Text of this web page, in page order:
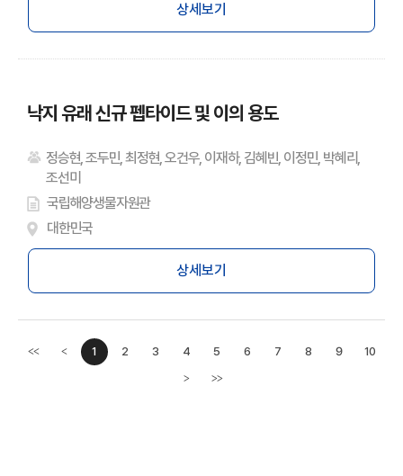
상세보기
낙지 유래 신규 펩타이드 및 이의 용도
정승현, 조두민, 최정현, 오건우, 이재하, 김혜빈, 이정민, 박혜리,
조선미
국립해양생물자원관
대한민국
상세보기
<< <이전페이지
1 2 3 4 5 6 7 8 9 10
>다음페이지
>>